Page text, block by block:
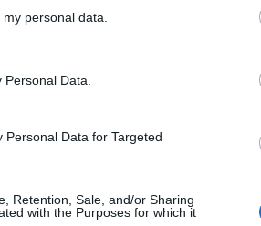
personal data.
Data.
Data for Targeted
Retention, Sale, and/or Sharing
with the Purposes for which it